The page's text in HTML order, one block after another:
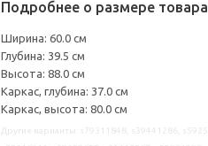
Подробнее о размере товара
Ширина: 60.0 см
Глубина: 39.5 см
Высота: 88.0 см
Каркас, глубина: 37.0 см
Каркас, высота: 80.0 см